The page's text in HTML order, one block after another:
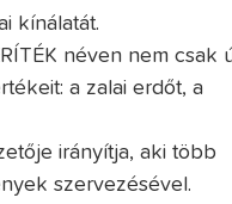
kínálatát.
néven nem csak
a zalai erdőt, a
irányítja, aki több
szervezésével.